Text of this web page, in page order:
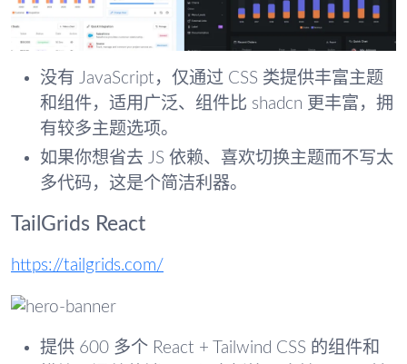
没有 JavaScript，仅通过 CSS 类提供丰富主题
和组件，适用广泛、组件比 shadcn 更丰富，拥
有较多主题选项。
如果你想省去 JS 依赖、喜欢切换主题而不写太
多代码，这是个简洁利器。
TailGrids React
https://tailgrids.com/
提供 600 多个 React + Tailwind CSS 的组件和